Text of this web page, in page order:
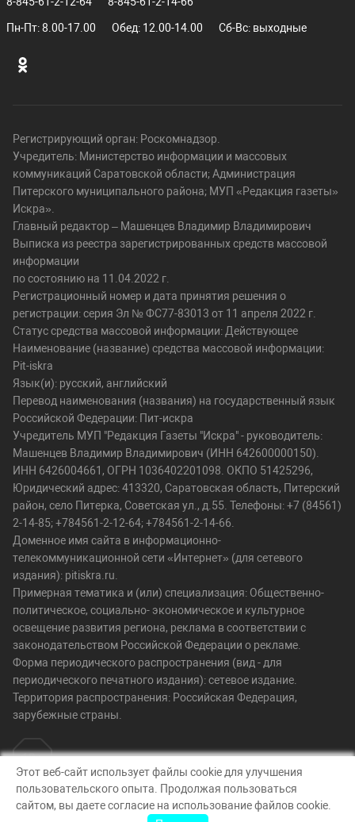
Пн-Пт: 8.00-17.00 Обед: 12.00-14.00 Сб-Вс: выходные
Регистрирующий орган: Роскомнадзор.
Учредитель: Министерство информации и массовых
коммуникаций Саратовской области; Администрация
Питерского муниципального района; МУП «Редакция газеты»
Искра».
Главный редактор – Машенцев Владимир Владимирович
Выписка из реестра зарегистрированных средств массовой
информации
по состоянию на 11.04.2022 г.
Регистрационный номер и дата принятия решения о
регистрации: серия Эл № ФС77-83013 от 11 апреля 2022 г.
Статус средства массовой информации: Действующее
Наименование (название) средства массовой информации:
Pit-iskra
Язык(и): русский, английский
Перевод наименования (названия) на государственный язык
Российской Федерации: Пит-искра
Учредитель МУП "Редакция Газеты "Искра" - руководитель:
Машенцев Владимир Владимирович (ИНН 642600000150).
ИНН 6426004661, ОГРН 1036402201098. ОКПО 51425296,
Юридический адрес: 413320, Саратовская область, Питерский
район, село Питерка, Советская ул., д.55. Телефоны: +7 (84561)
2-14-85; +784561-2-12-64; +784561-2-14-66.
Доменное имя сайта в информационно-
телекоммуникационной сети «Интернет» (для сетевого
издания): pitiskra.ru.
Примерная тематика и (или) специализация: Общественно-
политическое, социально- экономическое и культурное
освещение развития региона, реклама в соответствии с
законодательством Российской Федерации о рекламе.
Форма периодического распространения (вид - для
периодического печатного издания): сетевое издание.
Территория распространения: Российская Федерация,
зарубежные страны.
© Искра, 2026
Создание сайта — nopreset
Этот веб-сайт использует файлы cookie для улучшения
пользовательского опыта. Продолжая пользоваться
сайтом, вы даете согласие на использование файлов cookie.